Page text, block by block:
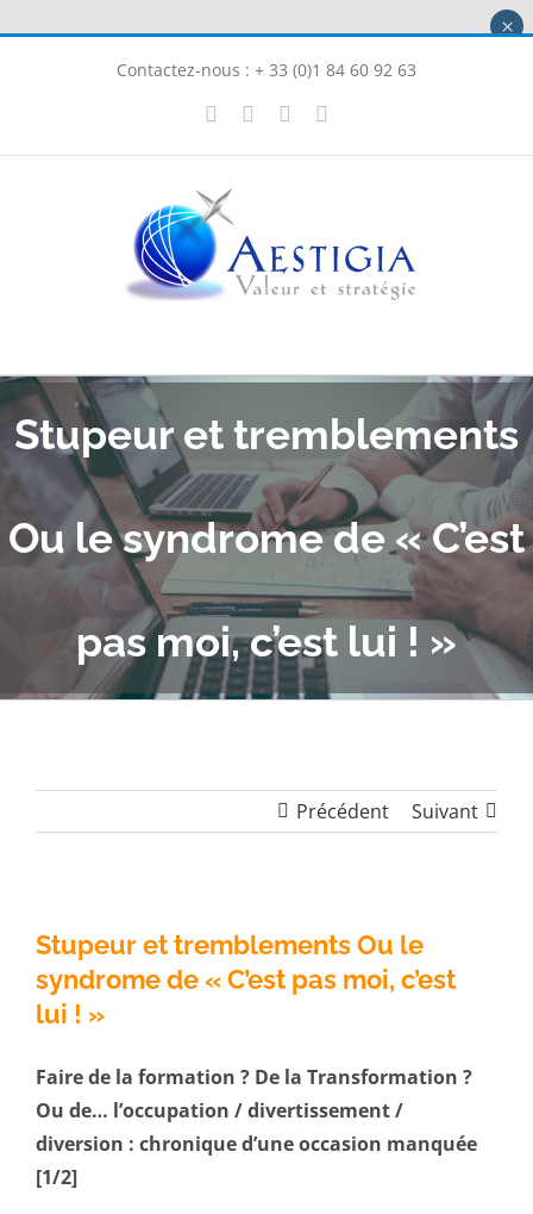
Contactez-nous : + 33 (0)1 84 60 92 63
LinkedInInstagram
Stupeur et tremblements
Ou le syndrome de « C’est
pas moi, c’est lui ! »
Précédent Suivant
Stupeur et tremblements Ou le
syndrome de « C’est pas moi, c’est
lui ! »
Faire de la formation ? De la Transformation ?
Ou de… l’occupation / divertissement /
diversion : chronique d’une occasion manquée
[1/2]
×